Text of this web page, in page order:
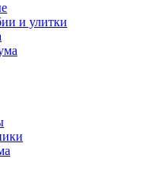
и улитки